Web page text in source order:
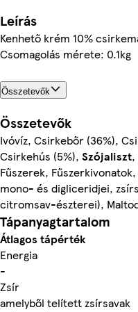
Leírás
Kenhető krém 10%
Csomagolás mérete: 0.1kg
Összetevők
Összetevők
Ivóvíz, Csirkebőr (36%),
Csirkehús (5%), Szójaliszt,
Fűszerek,
mono- és digliceridjei,
citromsav-észterei),
Tápanyagtartalom
Átlagos tápérték
Energia
-
Zsír
amelyből telített zsírsavak